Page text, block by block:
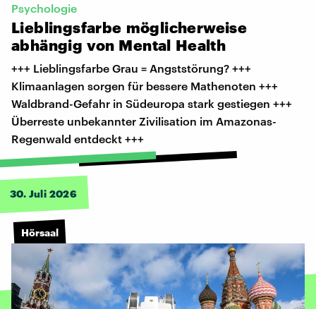
Psychologie
Lieblingsfarbe möglicherweise
abhängig von Mental Health
+++ Lieblingsfarbe Grau = Angststörung? +++
Klimaanlagen sorgen für bessere Mathenoten +++
Waldbrand-Gefahr in Südeuropa stark gestiegen +++
Überreste unbekannter Zivilisation im Amazonas-
Regenwald entdeckt +++
30. Juli 2026
Hörsaal